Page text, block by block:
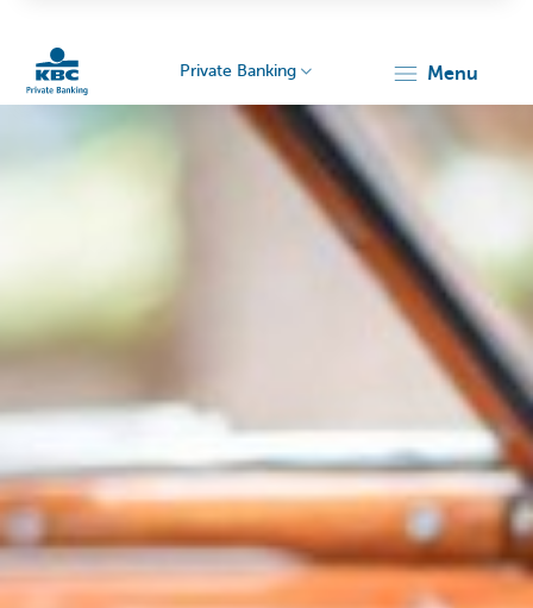
Private Banking menu